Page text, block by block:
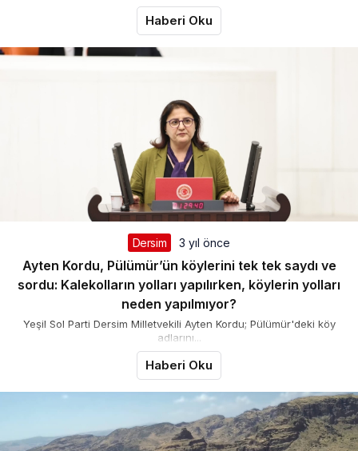
Haberi Oku
Dersim 3 yıl önce
Ayten Kordu, Pülümür’ün köylerini tek tek saydı ve
sordu: Kalekolların yolları yapılırken, köylerin yolları
neden yapılmıyor?
Yeşil Sol Parti Dersim Milletvekili Ayten Kordu; Pülümür'deki köy
adlarını...
Haberi Oku